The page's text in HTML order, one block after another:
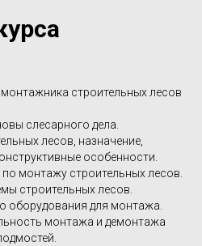
строительных лесов
слесарного дела.
лесов, назначение,
особенности.
монтажу строительных лесов.
строительных лесов.
оборудования для монтажа.
монтажа и демонтажа